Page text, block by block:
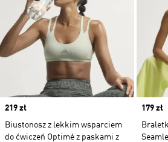
Price
219 zł
Biustonosz z lekkim wsparciem
do ćwiczeń Optimé z paskami z
Price
179 zł